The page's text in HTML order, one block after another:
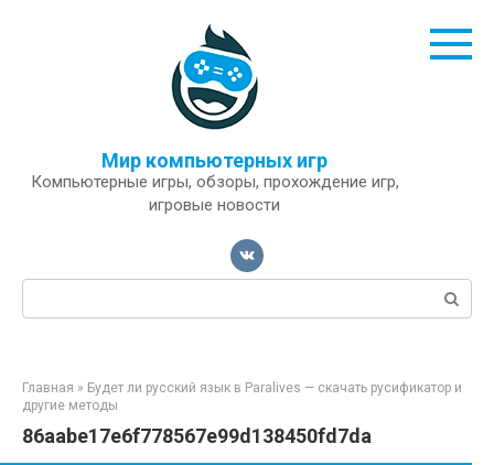
Мир компьютерных игр
Компьютерные игры, обзоры, прохождение игр,
игровые новости
Поиск:
Главная » Будет ли русский язык в Paralives — скачать русификатор и
другие методы
86aabe17e6f778567e99d138450fd7da